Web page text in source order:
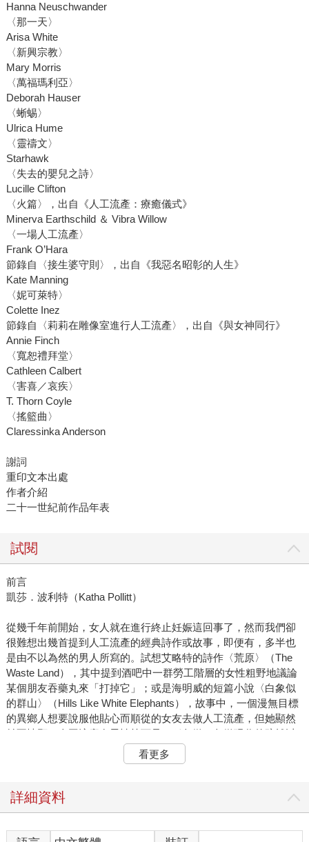
Hanna Neuschwander
〈那一天〉
Arisa White
〈新興宗教〉
Mary Morris
〈萬福瑪利亞〉
Deborah Hauser
〈蜥蜴〉
Ulrica Hume
〈靈禱文〉
Starhawk
〈失去的嬰兒之詩〉
Lucille Clifton
〈火篇〉，出自《人工流產：療癒儀式》
Minerva Earthschild ＆ Vibra Willow
〈一場人工流產〉
Frank O’Hara
節錄自〈接生婆守則〉，出自《我惡名昭彰的人生》
Kate Manning
〈妮可萊特〉
Colette Inez
節錄自〈莉莉在雕像室進行人工流產〉，出自《與女神同行》
Annie Finch
〈寬恕禮拜堂〉
Cathleen Calbert
〈害喜／哀疾〉
T. Thorn Coyle
〈搖籃曲〉
Claressinka Anderson
謝詞
重印文本出處
作者介紹
二十一世紀前作品年表
試閱
前言
凱莎．波利特（Katha Pollitt）
從幾千年前開始，女人就在進行終止妊娠這回事了，然而我們卻
很難想出幾首提到人工流產的經典詩作或故事，即便有，多半也
是由不以為然的男人所寫的。試想艾略特的詩作〈荒原〉（The
Waste Land），其中提到酒吧中一群勞工階層的女性粗野地議論
某個朋友吞藥丸來「打掉它」；或是海明威的短篇小說〈白象似
的群山〉（Hills Like White Elephants），故事中，一個漫無目標
的異鄉人想要說服他貼心而順從的女友去做人工流產，但她顯然
並不情願。人工流產在男性筆下是一種象徵，象徵現代的疏離以
及更廣泛的貧乏，幾乎沒有例外。
唯有女性作家才能賦予這個主題血淋淋的現實感以及情感面與社
性就在書寫人工流產，既是記錄個人經驗，也視其為廣泛的議
人工流產是數百萬女性共有的經驗，但世上卻不存在一種普遍性
看更多
詳細資料